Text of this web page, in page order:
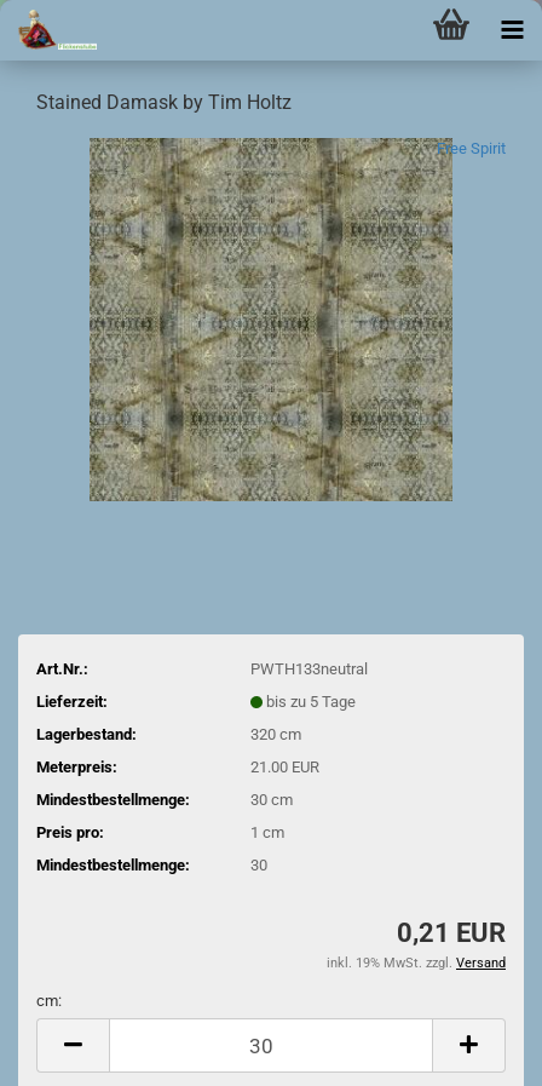
Stained Damask by Tim Holtz
Free Spirit
Art.Nr.:
PWTH133neutral
Lieferzeit:
bis zu 5 Tage
Lagerbestand:
320 cm
Meterpreis:
21.00 EUR
Mindestbestellmenge:
30 cm
Preis pro:
1 cm
Mindestbestellmenge:
30
0,21 EUR
inkl. 19% MwSt. zzgl. Versand
cm: